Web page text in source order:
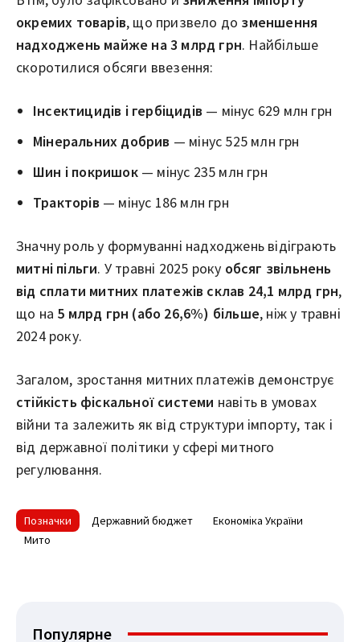
окремих товарів, що призвело до зменшення
надходжень майже на 3 млрд грн. Найбільше
скоротилися обсяги ввезення:
Інсектицидів і гербіцидів — мінус 629 млн грн
Мінеральних добрив — мінус 525 млн грн
Шин і покришок— мінус 235 млн грн
Тракторів — мінус 186 млн грн
Значну роль у формуванні надходжень відіграють
митні пільги. У травні 2025 року обсяг звільнень
від сплати митних платежів склав 24,1 млрд грн,
що на 5 млрд грн (або 26,6%) більше, ніж у травні
2024 року.
Загалом, зростання митних платежів демонструє
стійкість фіскальної системи навіть в умовах
війни та залежить як від структури імпорту, так і
від державної політики у сфері митного
регулювання.
Позначки Державний бюджет
Економіка України
Мито
Популярне